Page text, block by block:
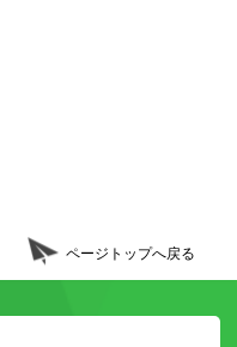
ページトップへ戻る